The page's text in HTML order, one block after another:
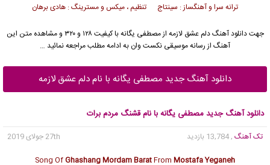
ترانه سرا و آهنگساز : سینتاج تنظیم ، میکس و مسترینگ : هادی برهان
جهت دانلود آهنگ دلم عشق لازمه از مصطفی یگانه با کیفیت ۱۲۸ و ۳۲۰ و مشاهده متن این
آهنگ از رسانه موسیقی نکست وان به ادامه مطلب مراجعه نمائید …
دانلود آهنگ جدید مصطفی یگانه با نام دلم عشق لازمه
دانلود آهنگ جدید مصطفی یگانه با نام قشنگ مردم برات
تک آهنگ , 13,784 بازدید
27th جولای 2019
Song OfGhashang Mordam BaratFrom Mostafa Yeganeh